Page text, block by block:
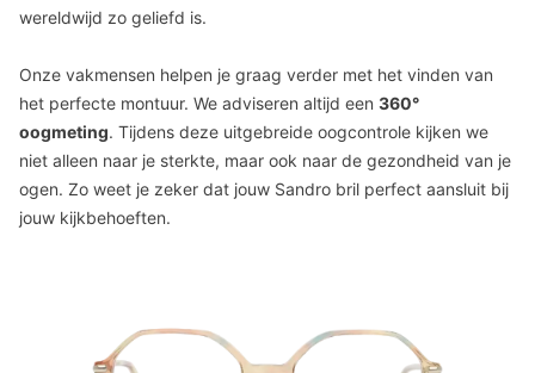
wereldwijd zo geliefd is.
Onze vakmensen helpen je graag verder met het vinden van
het perfecte montuur. We adviseren altijd een 360°
oogmeting. Tijdens deze uitgebreide oogcontrole kijken we
niet alleen naar je sterkte, maar ook naar de gezondheid van je
ogen. Zo weet je zeker dat jouw Sandro bril perfect aansluit bij
jouw kijkbehoeften.